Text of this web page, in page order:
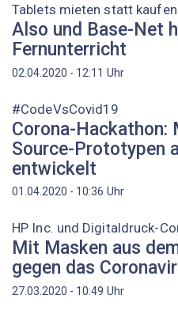
Tablets mieten statt kaufen
Also und Base-Net
Fernunterricht
02.04.2020 - 12:11 Uhr
#CodeVsCovid19
Corona-Hackathon:
Source-Prototypen
entwickelt
01.04.2020 - 10:36 Uhr
HP Inc. und Digitaldruck-
Mit Masken aus
gegen das
27.03.2020 - 10:49 Uhr